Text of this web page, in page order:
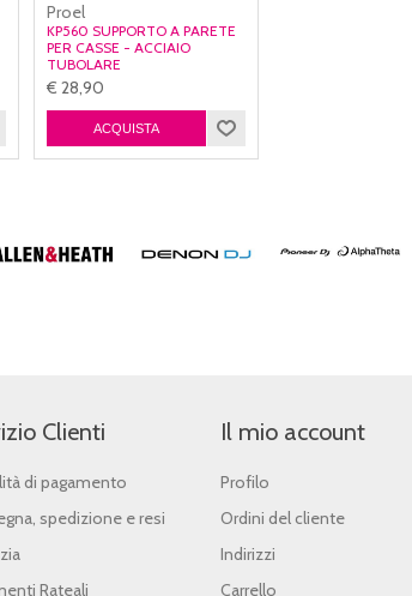
Proel
KP560 SUPPORTO A PARETE
PER CASSE - ACCIAIO
TUBOLARE
€ 28,90
Clienti
di pagamento
spedizione e resi
Rateali
Il mio account
Profilo
Ordini del cliente
Indirizzi
Carrello